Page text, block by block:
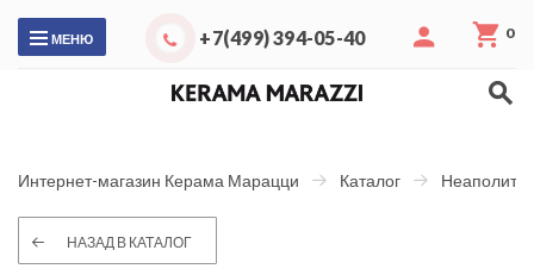
МЕНЮ +7(499) 394-05-40 0
Интернет-магазин Керама Марацци Каталог
НАЗАД В КАТАЛОГ